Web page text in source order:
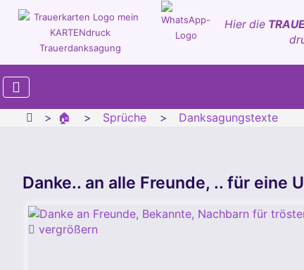
Hier die
🏠 Sprüche Danksagungstexte
Danke.. an alle Freunde, .. für eine
vergrößern